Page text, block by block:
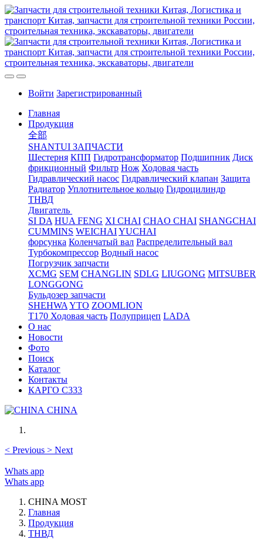
Войти Зарегистрированный
Главная
Продукция
全部
SHANTUI ЗАПЧАСТИ
Шестерня КПП Гидротрансформатор Подшипник Диск
фрикционный Фильтр Нож Ходовая часть
Гидравлический насос Гидравлический клапан Защита
Радиатор Уплотнительное кольцо Гидроцилиндр
ТНВД
Двигатель
SI DA HUA FENG XI CHAI CHAO CHAI SHANGCHAI
CUMMINS WEICHAIYUCHAI
форсунка Коленчатый вал Распределительный вал
Турбокомпрессор Водный насос
Погрузчик запчасти
XCMG SEM CHANGLIN SDLG LIUGONG MITSUBER
LONGGONG
Бульдозер запчасти
SHEHWA YTO ZOOMLION
T170 Ходовая часть Полуприцеп LADA
О нас
Новости
Фото
Поиск
Каталог
Контакты
КАРГО С333
CHINA
< Previous > Next
Whats app
Whats app
CHINA MOST
Главная
Продукция
ТНВД